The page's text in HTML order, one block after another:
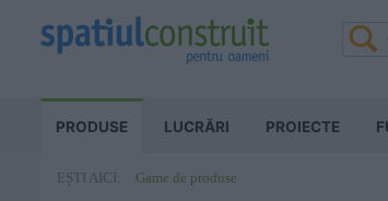
PRODUSE LUCRĂRI PROIECTE
EȘTI AICI: Game de produse